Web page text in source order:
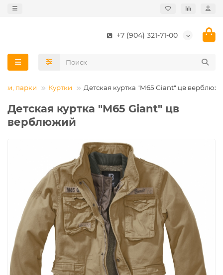
+7 (904) 321-71-00
парки Куртки Детская куртка "M65 Giant" цв
Детская куртка "M65 Giant" цв
верблюжий